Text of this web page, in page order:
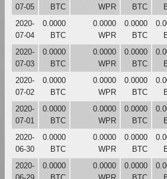
07-05
BTC
WPR
BTC
2020-
07-04
0.0000
BTC
0.0000
WPR
0.0000
BTC
2020-
07-03
0.0000
BTC
0.0000
WPR
0.0000
BTC
2020-
07-02
0.0000
BTC
0.0000
WPR
0.0000
BTC
2020-
07-01
0.0000
BTC
0.0000
WPR
0.0000
BTC
2020-
06-30
0.0000
BTC
0.0000
WPR
0.0000
BTC
2020-
0.0000
0.0000
0.0000